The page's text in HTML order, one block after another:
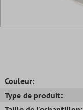
Couleur:
Type de produit: